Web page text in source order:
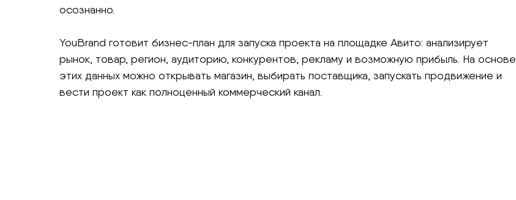
осознанно.
YouBrand готовит бизнес-план для запуска проекта на площадке Авито: анализирует
рынок, товар, регион, аудиторию, конкурентов, рекламу и возможную прибыль. На основе
этих данных можно открывать магазин, выбирать поставщика, запускать продвижение и
вести проект как полноценный коммерческий канал.